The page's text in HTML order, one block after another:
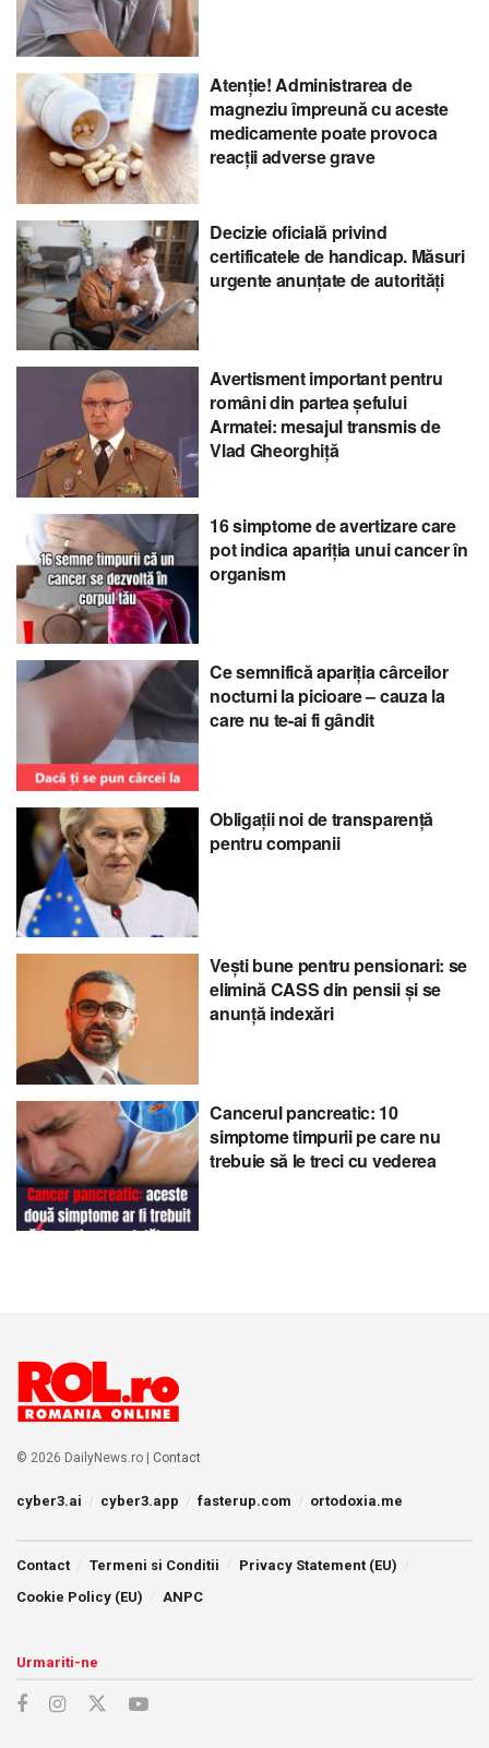
Atenție! Administrarea de
magneziu împreună cu aceste
medicamente poate provoca
reacții adverse grave
Decizie oficială privind
certificatele de handicap. Măsuri
urgente anunțate de autorități
Avertisment important pentru
români din partea șefului
Armatei: mesajul transmis de
Vlad Gheorghiță
16 simptome de avertizare care
pot indica apariția unui cancer în
organism
Ce semnifică apariția cârceilor
nocturni la picioare – cauza la
care nu te-ai fi gândit
Obligații noi de transparență
pentru companii
Vești bune pentru pensionari: se
elimină CASS din pensii și se
anunță indexări
Cancerul pancreatic: 10
simptome timpurii pe care nu
trebuie să le treci cu vederea
© 2026 DailyNews.ro | Contact
cyber3.ai cyber3.app fasterup.com ortodoxia.me
Contact Termeni si Conditii
Privacy Statement (EU)
Cookie Policy (EU)
ANPC
Urmariti-ne